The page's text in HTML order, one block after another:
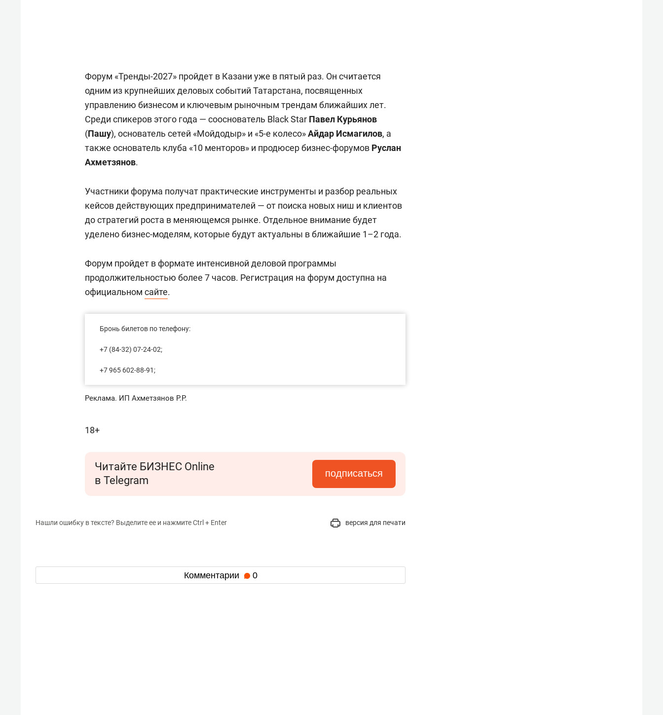
Форум «Тренды-2027» пройдет в Казани уже в пятый раз. Он считается
одним из крупнейших деловых событий Татарстана, посвященных
управлению бизнесом и ключевым рыночным трендам ближайших лет.
Среди спикеров этого года — сооснователь Black Star Павел Курьянов
(Пашу), основатель сетей «Мойдодыр» и «5-е колесо»Айдар Исмагилов, а
также основатель клуба «10 менторов» и продюсер бизнес-форумов Руслан
Ахметзянов.
Участники форума получат практические инструменты и разбор реальных
кейсов действующих предпринимателей — от поиска новых ниш и клиентов
до стратегий роста в меняющемся рынке. Отдельное внимание будет
уделено бизнес-моделям, которые будут актуальны в ближайшие 1–2 года.
Форум пройдет в формате интенсивной деловой программы
продолжительностью более 7 часов. Регистрация на форум доступна на
официальном сайте.
Бронь билетов по телефону:
+7 (84-32) 07-24-02;
+7 965 602-88-91;
Реклама. ИП Ахметзянов Р.Р.
18+
Читайте БИЗНЕС Online
в Telegram
подписаться
Нашли ошибку в тексте? Выделите ее и нажмите Ctrl + Enter версия для печати
Комментарии 0